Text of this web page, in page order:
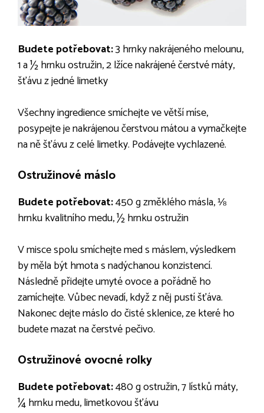
Budete potřebovat:3 hrnky nakrájeného melounu,
1 a ½ hrnku ostružin, 2 lžíce nakrájené čerstvé máty,
šťávu z jedné limetky
Všechny ingredience smíchejte ve větší míse,
posypejte je nakrájenou čerstvou mátou a vymačkejte
na ně šťávu z celé limetky. Podávejte vychlazené.
Ostružinové máslo
Budete potřebovat:450 g změklého másla, ⅛
hrnku kvalitního medu, ½ hrnku ostružin
V misce spolu smíchejte med s máslem, výsledkem
by měla být hmota s nadýchanou konzistencí.
Následně přidejte umyté ovoce a pořádně ho
zamíchejte. Vůbec nevadí, když z něj pustí šťáva.
Nakonec dejte máslo do čisté sklenice, ze které ho
budete mazat na čerstvé pečivo.
Ostružinové ovocné rolky
Budete potřebovat:480 g ostružin, 7 lístků máty,
¼ hrnku medu, limetkovou šťávu